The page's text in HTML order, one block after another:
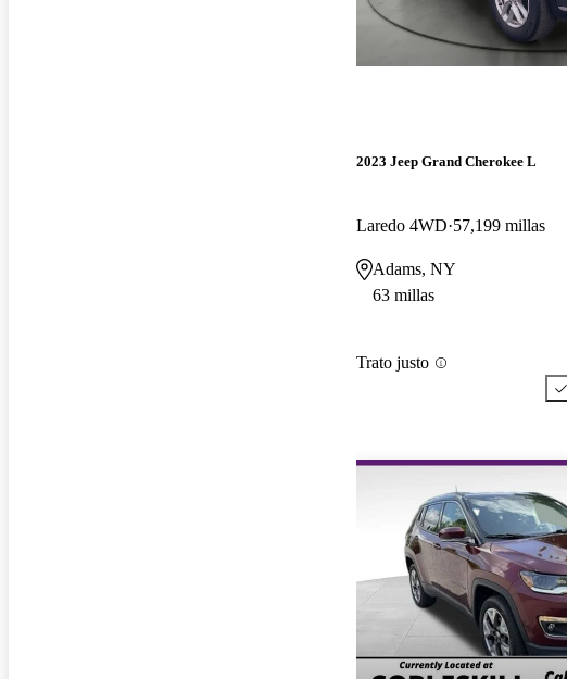
2023 Jeep Grand Cherokee L
Laredo 4WD 57,199 millas
Adams, NY
63 millas
Trato justo